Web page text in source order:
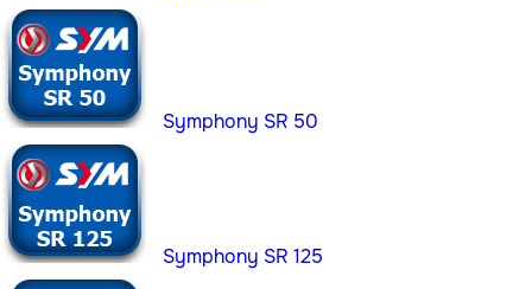
Symphony SR 50
Symphony SR 125